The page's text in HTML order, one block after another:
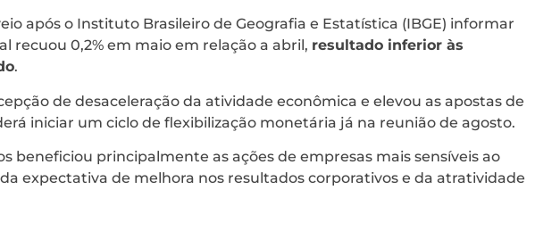
após o Instituto Brasileiro de Geografia e Estatística (IBGE) informar
recuou 0,2% em maio em relação a abril, resultado inferior às
.
de desaceleração da atividade econômica e elevou as apostas de
iniciar um ciclo de flexibilização monetária já na reunião de agosto.
beneficiou principalmente as ações de empresas mais sensíveis ao
expectativa de melhora nos resultados corporativos e da atratividade